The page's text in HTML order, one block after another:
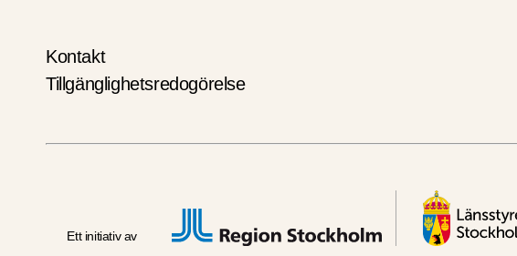
Kontakt
Tillgänglighetsredogörelse
Ett initiativ av